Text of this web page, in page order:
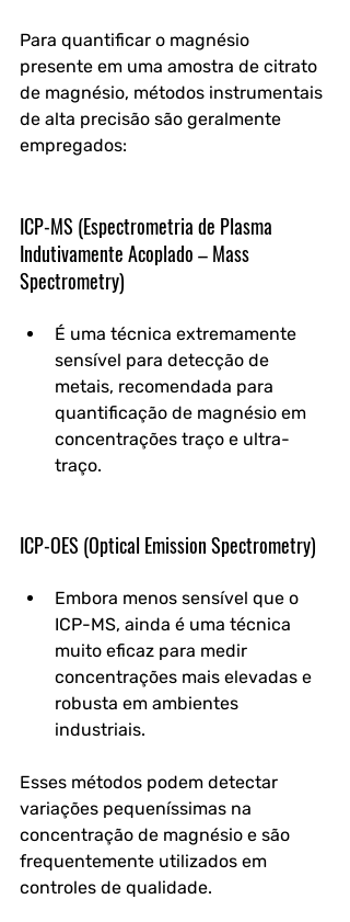
Para quantificar o magnésio
presente em uma amostra de citrato
de magnésio, métodos instrumentais
de alta precisão são geralmente
empregados:
ICP-MS (Espectrometria de Plasma
Indutivamente Acoplado – Mass
Spectrometry)
É uma técnica extremamente
sensível para detecção de
metais, recomendada para
quantificação de magnésio em
concentrações traço e ultra-
traço.
ICP-OES (Optical Emission Spectrometry)
Embora menos sensível que o
ICP-MS, ainda é uma técnica
muito eficaz para medir
concentrações mais elevadas e
robusta em ambientes
industriais.
Esses métodos podem detectar
variações pequeníssimas na
concentração de magnésio e são
frequentemente utilizados em
controles de qualidade.